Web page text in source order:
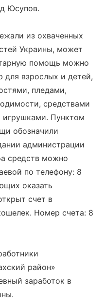
Юсупов.
из охваченных
Украины, может
помощь можно
для взрослых и детей,
пледами,
средствами
игрушками. Пунктом
обозначили
администрации
средств можно
по телефону: 8
оказать
счет в
Номер счета: 8
район»
заработок в